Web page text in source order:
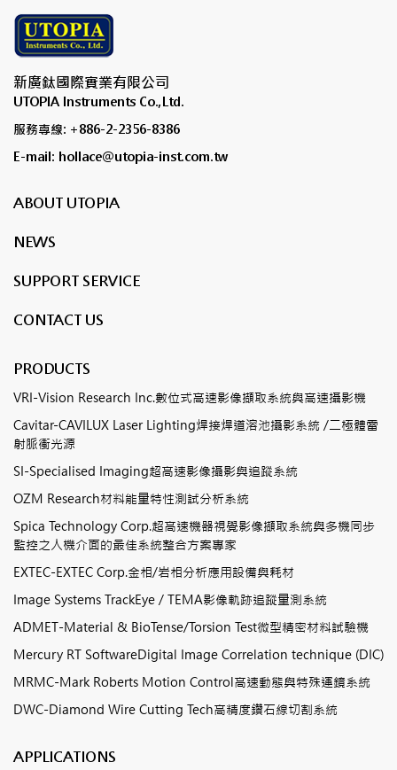
新廣鈦國際實業有限公司
UTOPIA Instruments Co.,Ltd.
服務專線: +886-2-2356-8386
E-mail: hollace@utopia-inst.com.tw
ABOUT UTOPIA
NEWS
SUPPORT SERVICE
CONTACT US
PRODUCTS
VRI-Vision Research Inc.數位式高速影像擷取系統與高速攝影機
Cavitar-CAVILUX Laser Lighting焊接焊道溶池攝影系統 /二極體雷
射脈衝光源
SI-Specialised Imaging超高速影像攝影與追蹤系統
OZM Research材料能量特性測試分析系統
Spica Technology Corp.超高速機器視覺影像擷取系統與多機同步
監控之人機介面的最佳系統整合方案專家
EXTEC-EXTEC Corp.金相/岩相分析應用設備與耗材
Image Systems TrackEye / TEMA影像軌跡追蹤量測系統
ADMET-Material & BioTense/Torsion Test微型精密材料試驗機
Mercury RT SoftwareDigital Image Correlation technique (DIC)
MRMC-Mark Roberts Motion Control高速動態與特殊運鏡系統
DWC-Diamond Wire Cutting Tech高精度鑽石線切割系統
APPLICATIONS